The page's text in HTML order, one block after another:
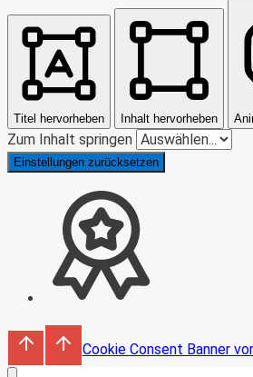
Titel hervorheben Inhalt hervorheben
Zum Inhalt springen
Einstellungen zurücksetzen
Cookie Consent Banner